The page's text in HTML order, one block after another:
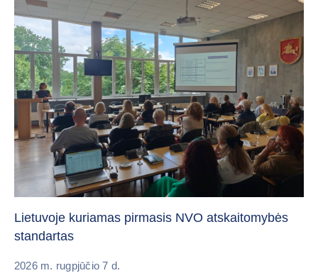
Lietuvoje kuriamas pirmasis NVO atskaitomybės
standartas
2026 m. rugpjūčio 7 d.